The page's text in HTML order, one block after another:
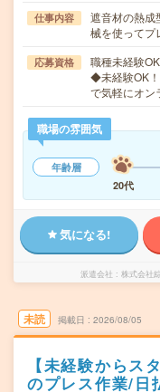
仕事内容
遮音材の熱成
械を使って
応募資格
職種未経験
◆未経験OK
で気軽にオ
職場の雰囲気
年齢層
20代
気になる!
派遣会社 株式会社
未読 掲載日 2026/08/05
【未経験からス
のプレス作業/日